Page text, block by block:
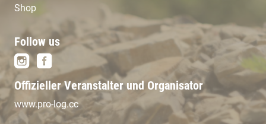
Shop
Follow us
Offizieller Veranstalter und Organisator
www.pro-log.cc